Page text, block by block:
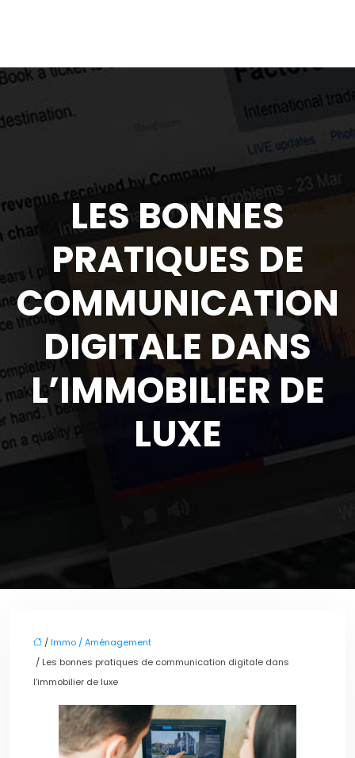
LES BONNES
PRATIQUES DE
COMMUNICATION
DIGITALE DANS
L’IMMOBILIER DE
LUXE
/Immo / Aménagement
/ Les bonnes pratiques de communication digitale dans
l’immobilier de luxe